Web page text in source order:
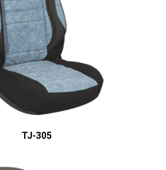
ÜRÜN DETAYINI GÖR
TJ-305